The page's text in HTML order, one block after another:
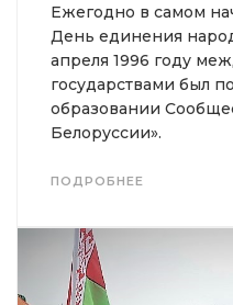
Ежегодно в самом
День единения
апреля 1996 году
государствами был
образовании
Белоруссии».
ПОДРОБНЕЕ